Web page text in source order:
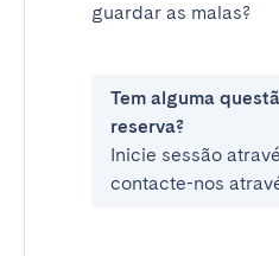
guardar as malas?
Tem alguma
reserva?
Inicie sessão
contacte-nos